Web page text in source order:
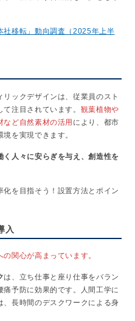
社移転」動向調査（2025年上半
ックデザインは、従業員のスト
注目されています。 観葉植物や
など自然素材の活用 により、都市
を実現できます。
く人々に安らぎを与え、創造性を
を目指そう！設置方法とポイン
入
の関心が高まっています。
は、立ち仕事と座り仕事をバラン
予防に効果的です。人間工学に
、長時間のデスクワークによる身